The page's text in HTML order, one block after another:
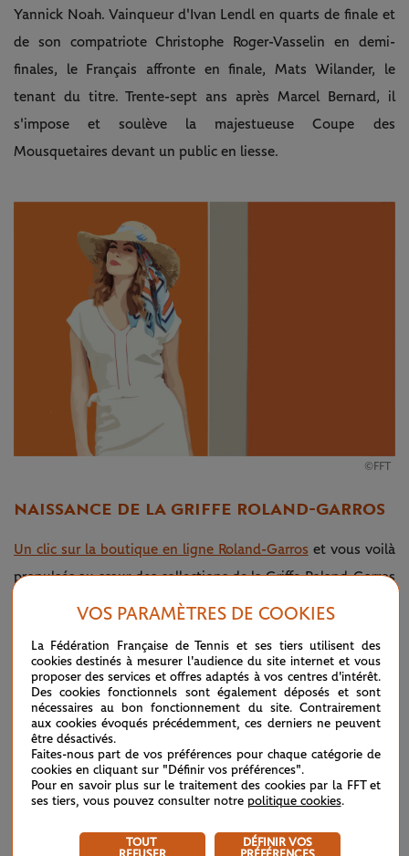
Yannick Noah. Vainqueur d'Ivan Lendl en quarts de finale et
de son compatriote Christophe Roger-Vasselin en demi-
finales, le Français affronte en finale, Mats Wilander, le
tenant du titre. Trente-sept ans après Marcel Bernard, il
s'impose et soulève la majestueuse Coupe des
Mousquetaires devant un public en liesse.
©FFT
NAISSANCE DE LA GRIFFE ROLAND-GARROS
Un clic sur la boutique en ligne Roland-Garros et vous voilà
propulsés au cœur des collections de la Griffe Roland-Garros
! Lancée en 1987, la marque incarne l'esprit chic, sportif et
vêtements et accessoires pour hommes, femmes et enfants.
Élégance, authenticité, performance et émotion font partie
du jeu collections après collections.
La Griffe s'associe chaque année avec les prestigieuses
marquesCarré Blanc,Lacoste(depuis 50 ans cette année !),
J.M Weston, Wilson ou encore Arthur et Delsey, toujours
avec un seul vœu :injecter une jolie dose de "Roland-Garros
VOS PARAMÈTRES DE COOKIES
La Fédération Française de Tennis et ses tiers utilisent des
cookies destinés à mesurer l'audience du site internet et vous
proposer des services et offres adaptés à vos centres d'intérêt.
Des cookies fonctionnels sont également déposés et sont
nécessaires au bon fonctionnement du site. Contrairement
aux cookies évoqués précédemment, ces derniers ne peuvent
être désactivés.
Faites-nous part de vos préférences pour chaque catégorie de
cookies en cliquant sur "Définir vos préférences".
Pour en savoir plus sur le traitement des cookies par la FFT et
ses tiers, vous pouvez consulter notre politique cookies.
TOUT
DÉFINIR VOS